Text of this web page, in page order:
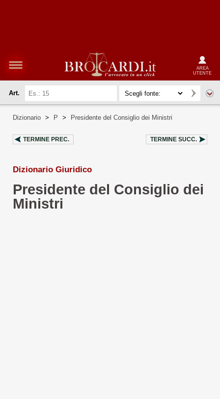
AREA
UTENTE
Art.
Dizionario > P > Presidente del Consiglio dei Ministri
TERMINE PREC. TERMINE SUCC.
Dizionario Giuridico
Presidente del Consiglio dei
Ministri